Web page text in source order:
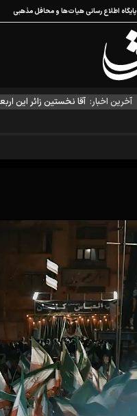
پایگاه اطلاع رسانی هیات‌ها و محافل مذهبی
آخرین اخبار: آقا نخستین زائر این